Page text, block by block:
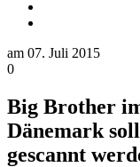
am 07. Juli 2015
0
Big Brother
Dänemark
gescannt